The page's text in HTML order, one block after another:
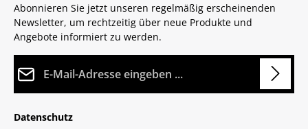
Abonnieren Sie jetzt unseren regelmäßig erscheinenden
Newsletter, um rechtzeitig über neue Produkte und
Angebote informiert zu werden.
Datenschutz